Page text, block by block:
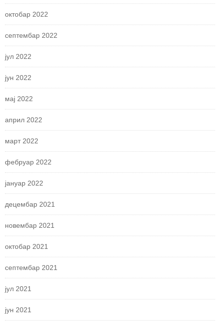
октобар 2022
септембар 2022
јул 2022
јун 2022
мај 2022
април 2022
март 2022
фебруар 2022
јануар 2022
децембар 2021
новембар 2021
октобар 2021
септембар 2021
јул 2021
јун 2021